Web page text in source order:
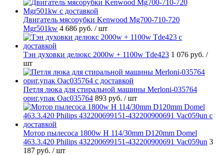
Двигатель мясорубки Kenwood Mg700-710-720
Mgr501kw 4 686 руб. / шт
Тэн духовки делюкс 2000w + 1100w Tde423 1 076 руб. /
шт
Петля люка для стиральной машины Merloni-035764
ориг.упак Oac035764 893 руб. / шт
Мотор пылесоса 1800w H 114/30mm D120mm Domel
463.3.420 Philips 432200699151-432200900691 Vac059un 3
187 руб. / шт